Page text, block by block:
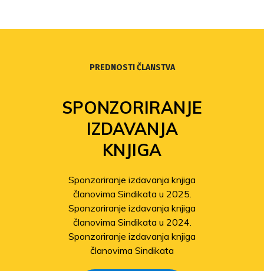
PREDNOSTI ČLANSTVA
SPONZORIRANJE
IZDAVANJA
KNJIGA
Sponzoriranje izdavanja knjiga
članovima Sindikata u 2025.
Sponzoriranje izdavanja knjiga
članovima Sindikata u 2024.
Sponzoriranje izdavanja knjiga
članovima Sindikata